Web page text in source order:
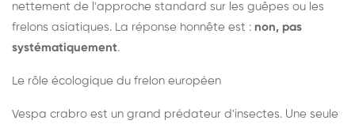
nettement de l'approche standard sur les guêpes ou les
frelons asiatiques. La réponse honnête est : non, pas
systématiquement.
Le rôle écologique du frelon européen
Vespa crabro est un grand prédateur d'insectes. Une seule